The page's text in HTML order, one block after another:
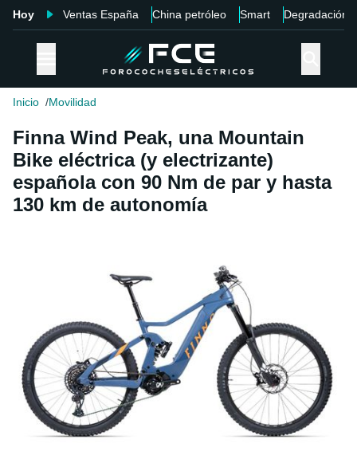
Hoy Ventas España China petróleo Smart Degradación
Inicio Movilidad
Finna Wind Peak, una Mountain
Bike eléctrica (y electrizante)
española con 90 Nm de par y hasta
130 km de autonomía